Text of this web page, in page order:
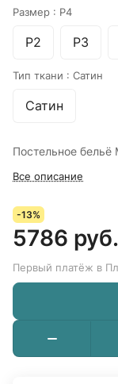
Размер : Р4
Р2 Р3
Тип ткани : Сатин
Сатин
Постельное
Все описание
-13%
5786 руб.
Первый платёж в